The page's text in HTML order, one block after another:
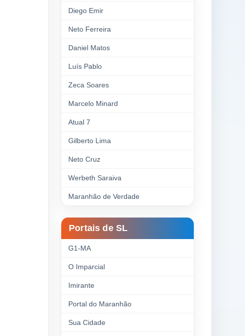
Diego Emir
Neto Ferreira
Daniel Matos
Luís Pablo
Zeca Soares
Marcelo Minard
Atual 7
Gilberto Lima
Neto Cruz
Werbeth Saraiva
Maranhão de Verdade
Portais de SL
G1-MA
O Imparcial
Imirante
Portal do Maranhão
Sua Cidade